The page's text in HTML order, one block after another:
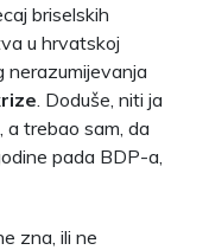
briselskih
u hrvatskoj
nerazumijevanja
. Doduše, niti ja
a trebao sam, da
pada BDP-a,
zna, ili ne